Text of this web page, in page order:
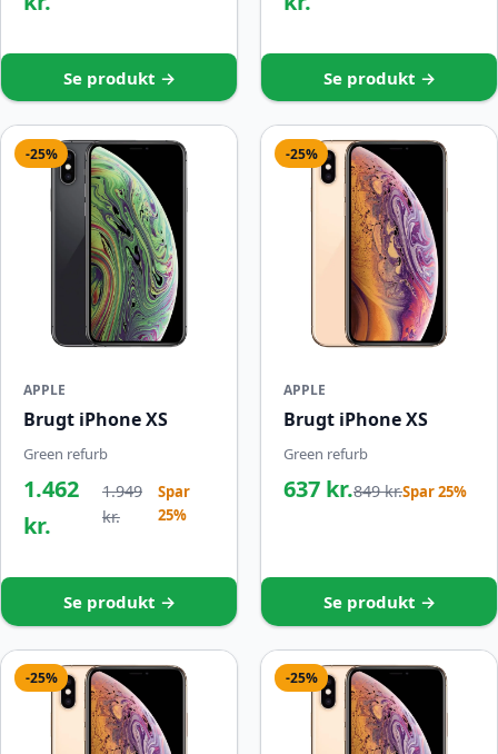
Se produkt → Se produkt →
-25%
APPLE
Brugt iPhone XS
Green refurb
1.462
kr.
1.949
kr.
Spar
25%
Se produkt →
-25%
APPLE
Brugt iPhone XS
Green refurb
637 kr.849 kr.Spar 25%
Se produkt →
-25% -25%